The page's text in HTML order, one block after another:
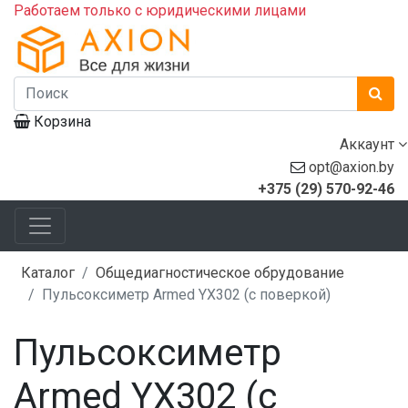
Работаем только с юридическими лицами
Корзина
Аккаунт
opt@axion.by
+375 (29) 570-92-46
Каталог
Общедиагностическое обрудование
Пульсоксиметр Armed YX302 (с поверкой)
Пульсоксиметр
Armed YX302 (с